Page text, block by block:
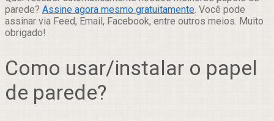
parede? Assine agora mesmo gratuitamente. Você pode
assinar via Feed, Email, Facebook, entre outros meios. Muito
obrigado!
Como usar/instalar o papel
de parede?